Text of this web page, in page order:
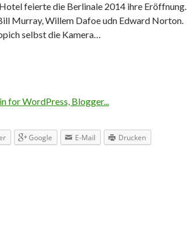
feierte die Berlinale 2014 ihre Eröffnung.
Murray, Willem Dafoe udn Edward Norton.
selbst die Kamera…
Google E-Mail Drucken